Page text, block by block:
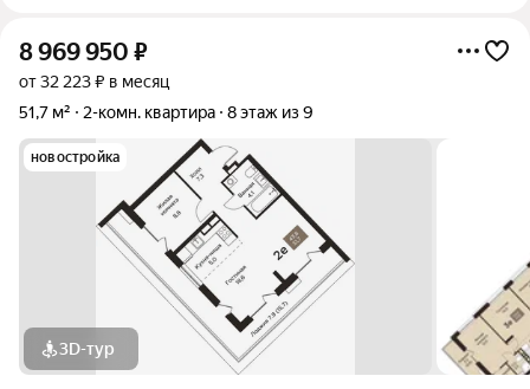
8 969 950 ₽
от 32 223 ₽ в месяц
51,7 м²
2-комн. квартира 8 этаж из 9
новостройка
3D-тур